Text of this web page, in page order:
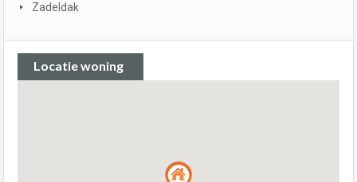
Zadeldak
Locatie woning